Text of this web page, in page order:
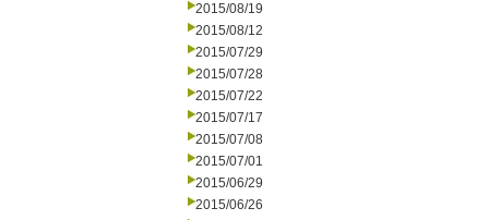
2015/08/19
2015/08/12
2015/07/29
2015/07/28
2015/07/22
2015/07/17
2015/07/08
2015/07/01
2015/06/29
2015/06/26